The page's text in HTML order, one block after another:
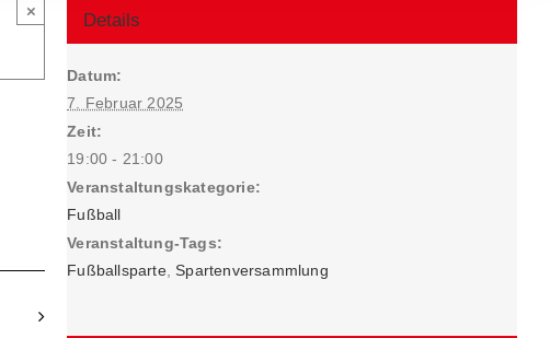
× Details
Datum:
7. Februar 2025
Zeit:
19:00 - 21:00
Veranstaltungskategorie:
Fußball
Veranstaltung-Tags:
Fußballsparte, Spartenversammlung